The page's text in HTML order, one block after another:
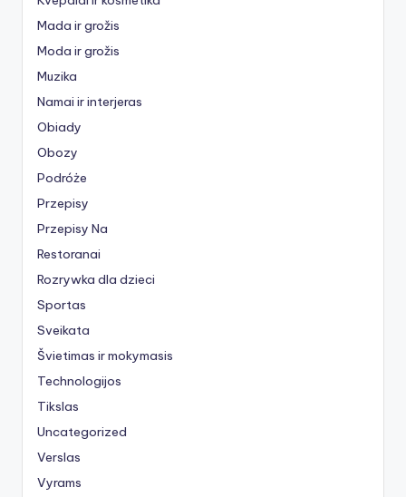
Mada ir grožis
Moda ir grožis
Muzika
Namai ir interjeras
Obiady
Obozy
Podróże
Przepisy
Przepisy Na
Restoranai
Rozrywka dla dzieci
Sportas
Sveikata
Švietimas ir mokymasis
Technologijos
Tikslas
Uncategorized
Verslas
Vyrams